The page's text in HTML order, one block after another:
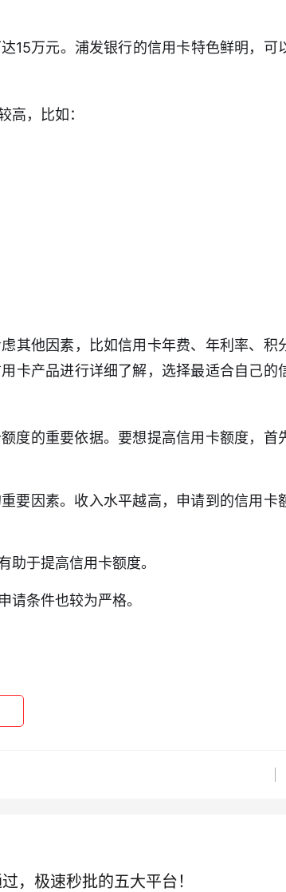
15万元。浦发银行的信用卡特色鲜明，可
高，比如：
其他因素，比如信用卡年费、年利率、积
卡产品进行详细了解，选择最适合自己的
度的重要依据。要想提高信用卡额度，首
要因素。收入水平越高，申请到的信用卡
助于提高信用卡额度。
请条件也较为严格。
，极速秒批的五大平台！